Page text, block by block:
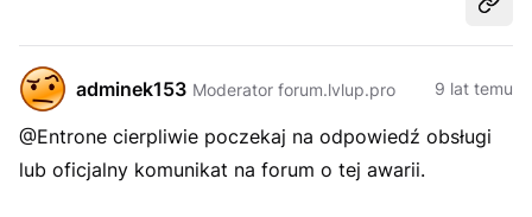
adminek153 Moderator forum.lvlup.pro 9 lat temu
@Entrone cierpliwie poczekaj na odpowiedź obsługi
lub oficjalny komunikat na forum o tej awarii.